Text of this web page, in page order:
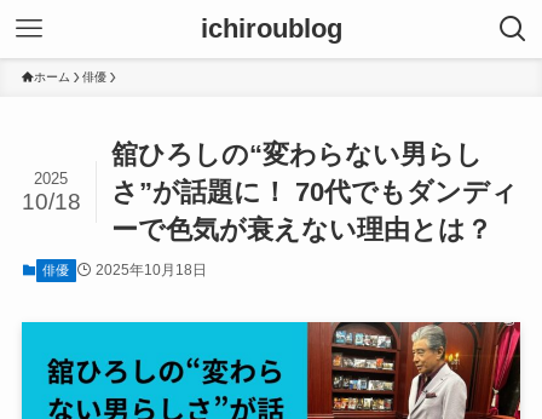
ichiroublog
ホーム 俳優
舘ひろしの“変わらない男らし
さ”が話題に！ 70代でもダンディ
ーで色気が衰えない理由とは？
2025
10/18
俳優 2025年10月18日